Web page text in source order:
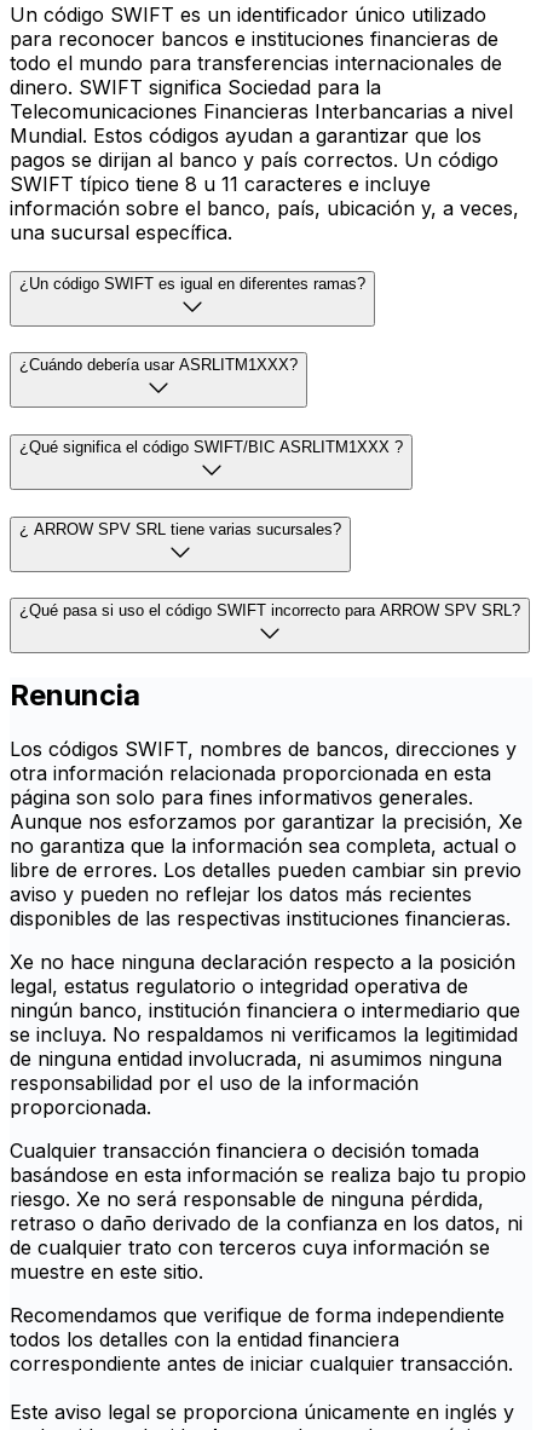
Un código SWIFT es un identificador único utilizado
para reconocer bancos e instituciones financieras de
todo el mundo para transferencias internacionales de
dinero. SWIFT significa Sociedad para la
Telecomunicaciones Financieras Interbancarias a nivel
Mundial. Estos códigos ayudan a garantizar que los
pagos se dirijan al banco y país correctos. Un código
SWIFT típico tiene 8 u 11 caracteres e incluye
información sobre el banco, país, ubicación y, a veces,
una sucursal específica.
¿Un código SWIFT es igual en diferentes ramas?
¿Cuándo debería usar ASRLITM1XXX?
¿Qué significa el código SWIFT/BIC ASRLITM1XXX ?
¿ ARROW SPV SRL tiene varias sucursales?
¿Qué pasa si uso el código SWIFT incorrecto para ARROW SPV SRL?
Renuncia
Los códigos SWIFT, nombres de bancos, direcciones y
otra información relacionada proporcionada en esta
página son solo para fines informativos generales.
Aunque nos esforzamos por garantizar la precisión, Xe
no garantiza que la información sea completa, actual o
libre de errores. Los detalles pueden cambiar sin previo
aviso y pueden no reflejar los datos más recientes
disponibles de las respectivas instituciones financieras.
Xe no hace ninguna declaración respecto a la posición
legal, estatus regulatorio o integridad operativa de
ningún banco, institución financiera o intermediario que
se incluya. No respaldamos ni verificamos la legitimidad
de ninguna entidad involucrada, ni asumimos ninguna
responsabilidad por el uso de la información
proporcionada.
Cualquier transacción financiera o decisión tomada
basándose en esta información se realiza bajo tu propio
riesgo. Xe no será responsable de ninguna pérdida,
retraso o daño derivado de la confianza en los datos, ni
de cualquier trato con terceros cuya información se
muestre en este sitio.
Recomendamos que verifique de forma independiente
todos los detalles con la entidad financiera
correspondiente antes de iniciar cualquier transacción.
Este aviso legal se proporciona únicamente en inglés y